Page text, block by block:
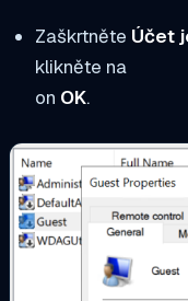
Zaškrtněte Účet
klikněte na
on OK.